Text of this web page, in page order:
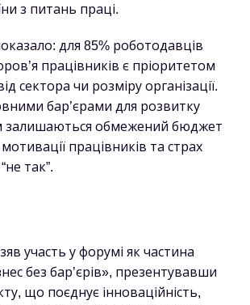
з питань праці.
для 85% роботодавців
працівників є пріоритетом
сектора чи розміру організації.
бар’єрами для розвитку
залишаються обмежений бюджет
працівників та страх
так”.
участь у форумі як частина
без бар’єрів», презентувавши
що поєднує інноваційність,